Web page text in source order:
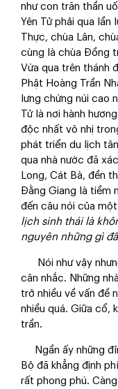
như con trăn thần
Yên Tử phải qua lần
Thực, chùa Lân,
cùng là chùa Đồng
Vừa qua trên thánh
Phật Hoàng Trần
lưng chừng núi cao
Tử là nơi hành
độc nhất vô nhị
phát triển du lịch
qua nhà nước đã
Long, Cát Bà, đền
Đằng Giang là tiềm
đến câu nói của
lịch sinh thái là
nguyên những gì
Nói như vậy
cân nhắc. Những
trở nhiều về vấn đề
nhiều quá. Giữa cổ,
trần.
Ngần ấy những
Bộ đã khẳng định
rất phong phú.